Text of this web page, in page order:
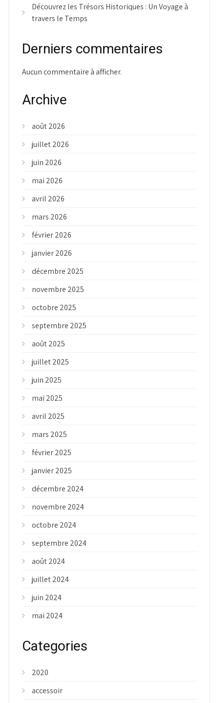
Découvrez les Trésors Historiques : Un Voyage à
travers le Temps
Derniers commentaires
Aucun commentaire à afficher.
Archive
août 2026
juillet 2026
juin 2026
mai 2026
avril 2026
mars 2026
février 2026
janvier 2026
décembre 2025
novembre 2025
octobre 2025
septembre 2025
août 2025
juillet 2025
juin 2025
mai 2025
avril 2025
mars 2025
février 2025
janvier 2025
décembre 2024
novembre 2024
octobre 2024
septembre 2024
août 2024
juillet 2024
juin 2024
mai 2024
Categories
2020
accessoir